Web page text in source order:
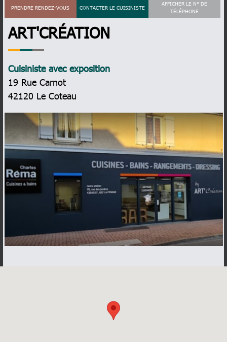
CUISINISTES
PRENDRE RENDEZ-VOUS CONTACTER LE CUISINISTE
AFFICHER LE N° DE
TÉLÉPHONE
ART'CRÉATION
Cuisiniste avec exposition
19 Rue Carnot
42120 Le Coteau